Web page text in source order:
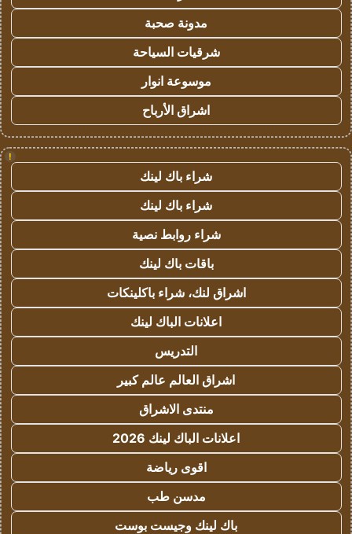
مدونة صحبة
شرقيات السياحة
موسوعة انوار
اشراق الأرباح
!
شراء باك لينك
شراء باك لينك
شراء روابط نصية
باقات باك لينك
اشراق لنك، شراء باكلينكات
اعلانات الباك لينك
التدريس
اشراق العالم عالم كبير
منتدى الاشراق
اعلانات الباك لينك 2026
اقوى رياضة
مدسن طب
باك لينك وجيست بوست